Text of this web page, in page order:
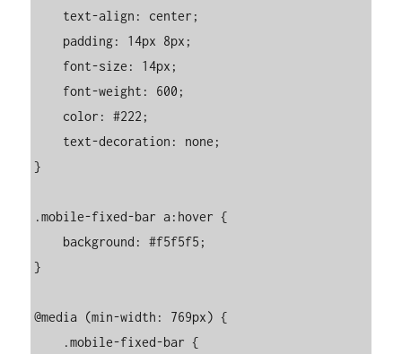
}
.mobile-fixed-bar a:hover {
}
@media (min-width: 769px) {